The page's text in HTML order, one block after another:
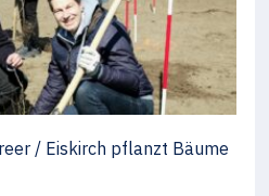
/ Eiskirch pflanzt Bäume